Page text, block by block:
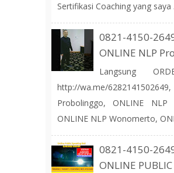
Sertifikasi Coaching yang saya
0821-4150-
ONLINE NLP
Langsung
http://wa.me/
Probolinggo, ONLINE NLP
ONLINE NLP Wonomerto,
0821-4150-2649
ONLINE